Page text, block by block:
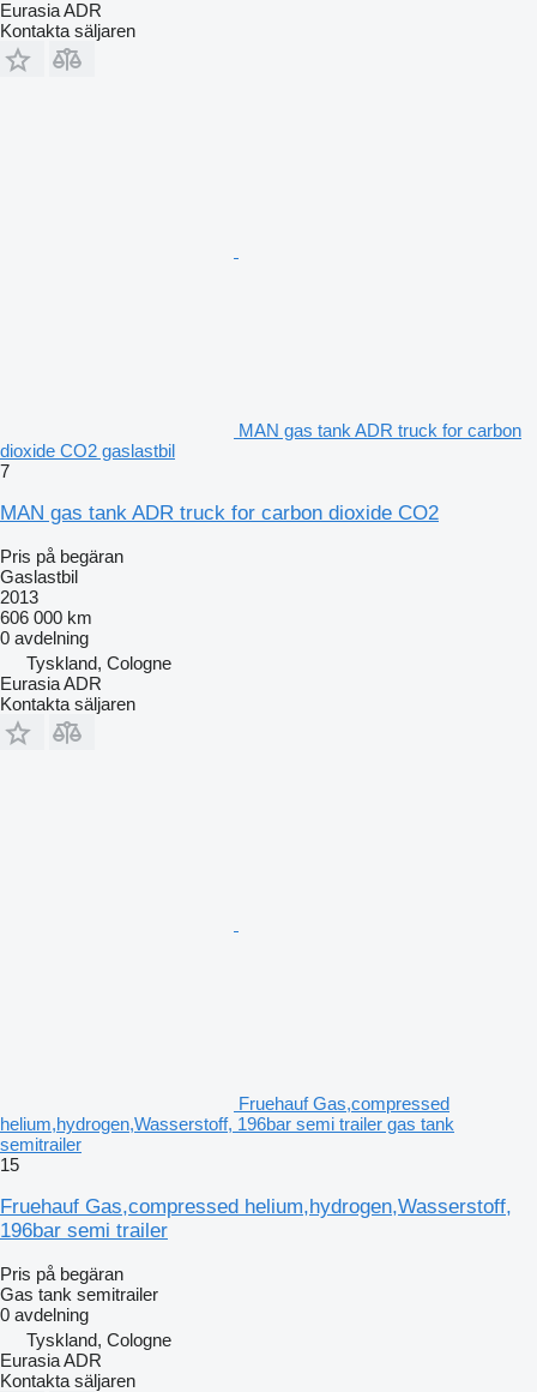
Eurasia ADR
Kontakta säljaren
MAN gas tank ADR truck for carbon
dioxide CO2 gaslastbil
7
MAN gas tank ADR truck for carbon dioxide CO2
Pris på begäran
Gaslastbil
2013
606 000 km
0 avdelning
Tyskland, Cologne
Eurasia ADR
Kontakta säljaren
Fruehauf Gas,compressed
helium,hydrogen,Wasserstoff, 196bar semi trailer gas tank
semitrailer
15
Fruehauf Gas,compressed helium,hydrogen,Wasserstoff,
196bar semi trailer
Pris på begäran
Gas tank semitrailer
0 avdelning
Tyskland, Cologne
Eurasia ADR
Kontakta säljaren